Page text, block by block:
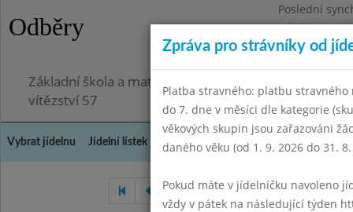
Odběry
Poslední
Pátek
Omezení
Základní škola a mateřská škola Chodov, Praha 4,
vítězství 57
Vybrat jídelnu Jídelní lístek Historie Kontakty a informace
Duben 2009 Květen 2009
Zpráva pro strávníky od
Platba stravného: platbu stravného
do 7. dne v měsíci dle kategorie
věkových skupin jsou zařazováni
daného věku (od 1. 9. 2026 do 31.
Pokud máte v jídelníčku navoleno
vždy v pátek na následující týden